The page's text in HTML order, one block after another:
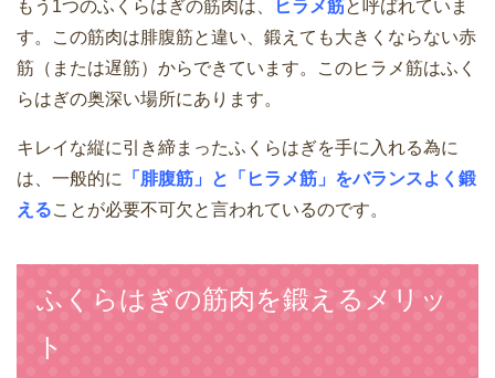
もう1つのふくらはぎの筋肉は、 ヒラメ筋と呼ばれていま
す。この筋肉は腓腹筋と違い、鍛えても大きくならない赤
筋（または遅筋）からできています。このヒラメ筋はふく
らはぎの奥深い場所にあります。
キレイな縦に引き締まったふくらはぎを手に入れる為に
は、一般的に
「腓腹筋」と「ヒラメ筋」をバランスよく鍛
えることが必要不可欠と言われているのです。
ふくらはぎの筋肉を鍛えるメリッ
ト